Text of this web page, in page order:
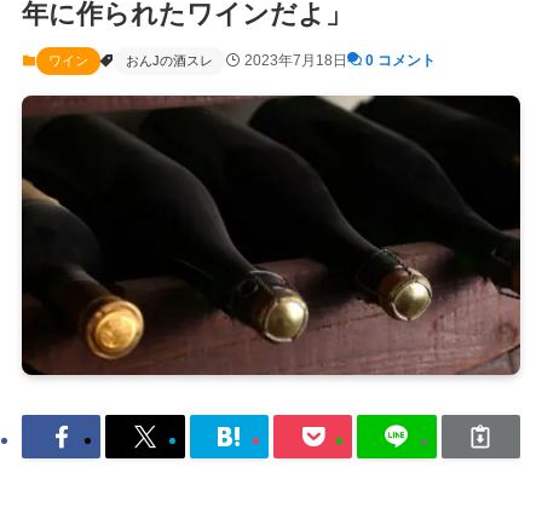
年に作られたワインだよ」
ワイン おんJの酒スレ 2023年7月18日 0 コメント